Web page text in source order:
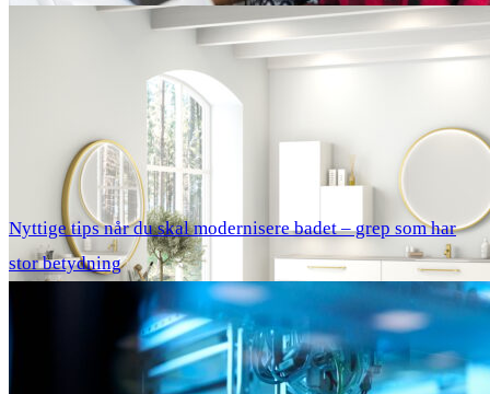
Nyttige tips når du skal modernisere badet – grep som har
stor betydning